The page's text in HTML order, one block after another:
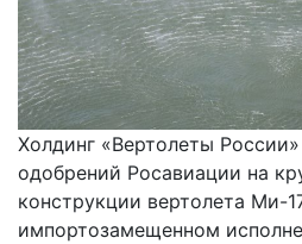
Холдинг «Вертолеты
одобрений Росавиации на
конструкции вертолета Ми-
импортозамещенном